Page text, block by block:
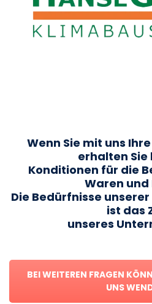
Wenn Sie mit uns
erhalten Sie
Konditionen für die
Waren und
Die Bedürfnisse
ist das
unseres
BEI WEITEREN FRAGEN
UNS